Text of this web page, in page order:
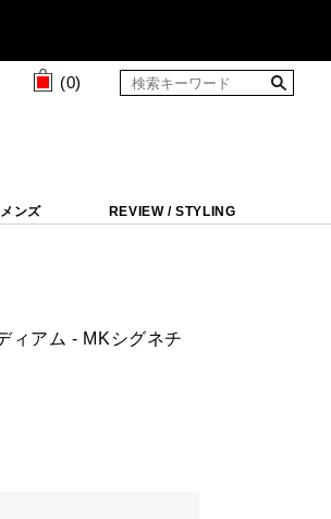
(0)
メンズ REVIEW / STYLING
ィアム - MKシグネチ